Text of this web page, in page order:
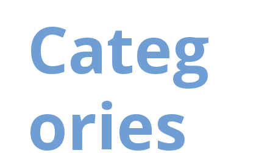
Categ
ories